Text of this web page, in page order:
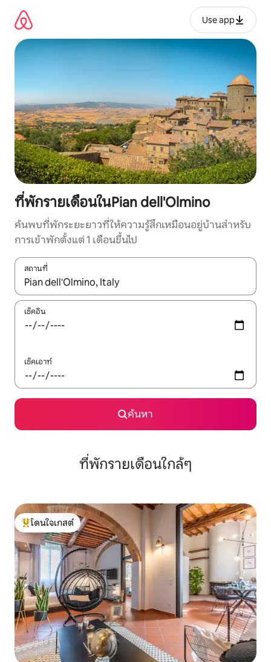
เนื้อหา
Use app
ที่พักรายเดือนในPian dell'Olmino
ค้นพบที่พักระยะยาวที่ให้ความรู้สึกเหมือนอยู่บ้านสำหรับ
การเข้าพักตั้งแต่ 1 เดือนขึ้นไป
สถานที่
ใช้ลูกศรขึ้นลง หรือใช้การสัมผัสหรือปัด เพื่อสำรวจผลการค้นหา
เช็คอิน
เช็คเอาท์
ค้นหา
ที่พักรายเดือนใกล้ๆ
โดนใจเกสต์ที่สุด
โดนใจเกสต์